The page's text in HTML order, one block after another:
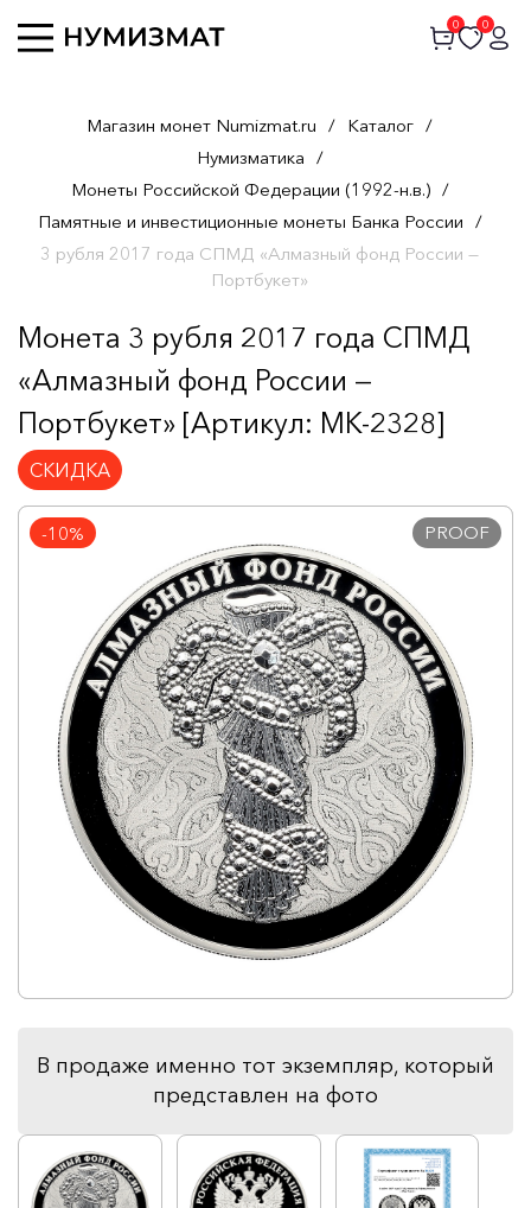
0 0
Магазин монет Numizmat.ru / Каталог /
Нумизматика /
Монеты Российской Федерации (1992-н.в.) /
Памятные и инвестиционные монеты Банка России /
3 рубля 2017 года СПМД «Алмазный фонд России —
Портбукет»
Монета 3 рубля 2017 года СПМД
«Алмазный фонд России —
Портбукет» [Артикул: MK-2328]
СКИДКА
-10% PROOF
В продаже именно тот экземпляр, который
представлен на фото